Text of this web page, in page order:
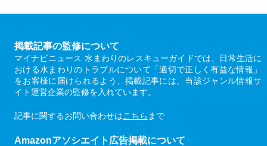
掲載記事の監修について
マイナビニュース 水まわりのレスキューガイドでは、日常生活に
おける水まわりのトラブルについて「適切で正しく有益な情報」
をお客様に届けられるよう、掲載記事には、当該ジャンル情報サ
イト運営企業の監修を入れています。
記事に関するお問い合わせはこちら まで
Amazonアソシエイト広告掲載について